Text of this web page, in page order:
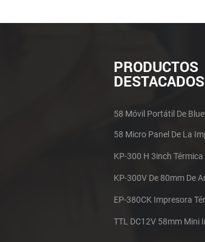
PRODUCTOS
DESTACADOS